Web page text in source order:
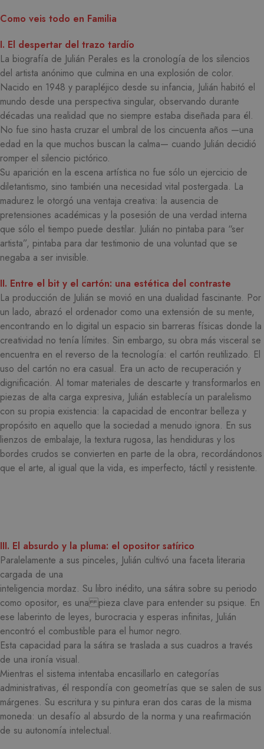
Como veis todo en Familia
I. El despertar del trazo tardío
La biografía de Julián Perales es la cronología de los silencios
del artista anónimo que culmina en una explosión de color.
Nacido en 1948 y parapléjico desde su infancia, Julián habitó el
mundo desde una perspectiva singular, observando durante
décadas una realidad que no siempre estaba diseñada para él.
No fue sino hasta cruzar el umbral de los cincuenta años —una
edad en la que muchos buscan la calma— cuando Julián decidió
romper el silencio pictórico.
Su aparición en la escena artística no fue sólo un ejercicio de
diletantismo, sino también una necesidad vital postergada. La
madurez le otorgó una ventaja creativa: la ausencia de
pretensiones académicas y la posesión de una verdad interna
que sólo el tiempo puede destilar. Julián no pintaba para “ser
artista”, pintaba para dar testimonio de una voluntad que se
negaba a ser invisible.
II. Entre el bit y el cartón: una estética del contraste
La producción de Julián se movió en una dualidad fascinante. Por
un lado, abrazó el ordenador como una extensión de su mente,
encontrando en lo digital un espacio sin barreras físicas donde la
creatividad no tenía límites. Sin embargo, su obra más visceral se
encuentra en el reverso de la tecnología: el cartón reutilizado. El
uso del cartón no era casual. Era un acto de recuperación y
dignificación. Al tomar materiales de descarte y transformarlos en
piezas de alta carga expresiva, Julián establecía un paralelismo
con su propia existencia: la capacidad de encontrar belleza y
propósito en aquello que la sociedad a menudo ignora. En sus
lienzos de embalaje, la textura rugosa, las hendiduras y los
bordes crudos se convierten en parte de la obra, recordándonos
que el arte, al igual que la vida, es imperfecto, táctil y resistente.
III. El absurdo y la pluma: el opositor satírico
Paralelamente a sus pinceles, Julián cultivó una faceta literaria
cargada de una
inteligencia mordaz. Su libro inédito, una sátira sobre su periodo
como opositor, es una pieza clave para entender su psique. En
ese laberinto de leyes, burocracia y esperas infinitas, Julián
encontró el combustible para el humor negro.
Esta capacidad para la sátira se traslada a sus cuadros a través
de una ironía visual.
Mientras el sistema intentaba encasillarlo en categorías
administrativas, él respondía con geometrías que se salen de sus
márgenes. Su escritura y su pintura eran dos caras de la misma
moneda: un desafío al absurdo de la norma y una reafirmación
de su autonomía intelectual.